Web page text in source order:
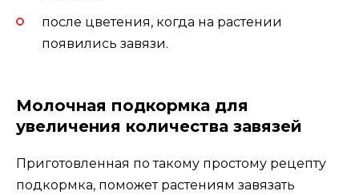
после цветения, когда на растении
появились завязи.
Молочная подкормка для
увеличения количества завязей
Приготовленная по такому простому рецепту
подкормка, поможет растениям завязать